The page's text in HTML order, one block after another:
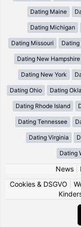
Dating Maine
Dating Michigan
Dating Missouri Dating
Dating New Hampshire
Dating New York
Dating Ohio Dating
Dating Rhode Island
Dating Tennessee
Dating Virginia
Dating
News|
Cookies & DSGVO